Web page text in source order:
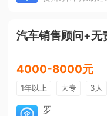
汽车销售顾问+无
4000-8000元
1年以上 大专 3人
朝九晚五
罗